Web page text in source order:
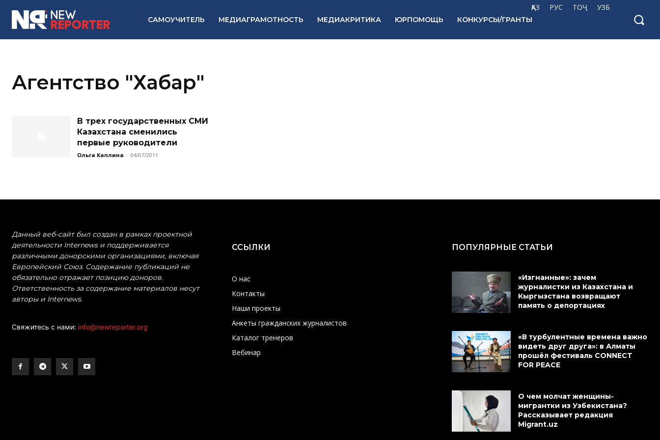
ҚАЗ РУС ТОҶ УЗБ
САМОУЧИТЕЛЬ МЕДИАГРАМОТНОСТЬ МЕДИАКРИТИКА ЮРПОМОЩЬ КОНКУРСЫ/ГРАНТЫ
Агентство "Хабар"
В трех государственных СМИ
Казахстана сменились
первые руководители
Ольга Каплина - 04/07/2011
Данный веб-сайт был создан в рамках проектной
деятельности Internews и поддерживается
различными донорскими организациями, включая
Европейский Союз. Содержание публикаций не
обязательно отражает позицию доноров.
Ответственность за содержание материалов несут
авторы и Internews.
Свяжитесь с нами: info@newreporter.org
ССЫЛКИ
О нас
Контакты
Наши проекты
Анкеты гражданских журналистов
Каталог тренеров
Вебинар
ПОПУЛЯРНЫЕ СТАТЬИ
«Изгнанные»: зачем
журналистки из Казахстана и
Кыргызстана возвращают
память о депортациях
«В турбулентные времена важно
видеть друг друга»: в Алматы
прошёл фестиваль CONNECT
FOR PEACE
О чем молчат женщины-
мигрантки из Узбекистана?
Рассказывает редакция
Migrant.uz